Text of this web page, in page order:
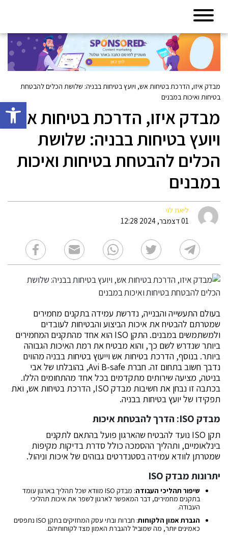
פתח
מבדק איזו, הדרכת בטיחות אש, ויועץ בטיחות בבניה: שלושת הכלים להבטחת
בטיחות ואיכות במבנים
מבדק איזו, הדרכת בטיחות אש,
ויועץ בטיחות בבניה: שלושת
הכלים להבטחת בטיחות ואיכות
במבנים
ליאת לוי
01 דצמבר, 2024 12:28
בעולם התעשייה והבנייה, נדרשת עמידה בתקנים מחמירים
שמטרתם להבטיח את איכות הביצוע והבטיחות לעובדים
ולמשתמשים במבנים. התקן ISO הוא אחד מהתקנים המחמירים
ביותר שנדרש לשם כך, והוא מבטיח את רמת האיכות הגבוהה
ביותר. בנוסף, הדרכת בטיחות אש וייעוץ בטיחות בבניה מהווים
נדבך חשוב בתחום זה. חברת Avi B-safe, בהובלתו של אבי
בניטה, מציעה שירותים מתקדמים בכל אחד מהתחומים הללו.
בכתבה זו נבחן את חשיבות מבדק ISO, הדרכת בטיחות אש, ואת
תפקידו של יועץ בטיחות בבניה.
מבדק ISO: הדרך להבטחת איכות
תקן ISO נועד להבטיח שהארגון פועל בהתאם לתקנים
בינלאומיים, ותהליך ההסמכה כולל סדרת בדיקות מקיפות
שמטרתן לוודא עמידה בסטנדרטים גבוהים של איכות וניהול.
יתרונות מבדק ISO
שיפור תהליכי העבודה
: מבדק ISO מוודא שכל תהליך בארגון עומד
בתקנים מחמירים, דבר המאפשר לארגון לשפר את איכות תהליכי
העבודה.
הגברת אמון הלקוחות
: חברות ובתי עסק המחזיקים בתקן ISO נתפסים
כאמינים יותר, מה שמוביל להגברת האמון מצד לקוחותיהם.